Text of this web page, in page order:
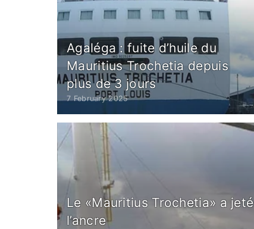
Agaléga : fuite d’huile du
Mauritius Trochetia depuis
plus de 3 jours
7 February 2025
Le «Mauritius Trochetia» a jeté
l’ancre